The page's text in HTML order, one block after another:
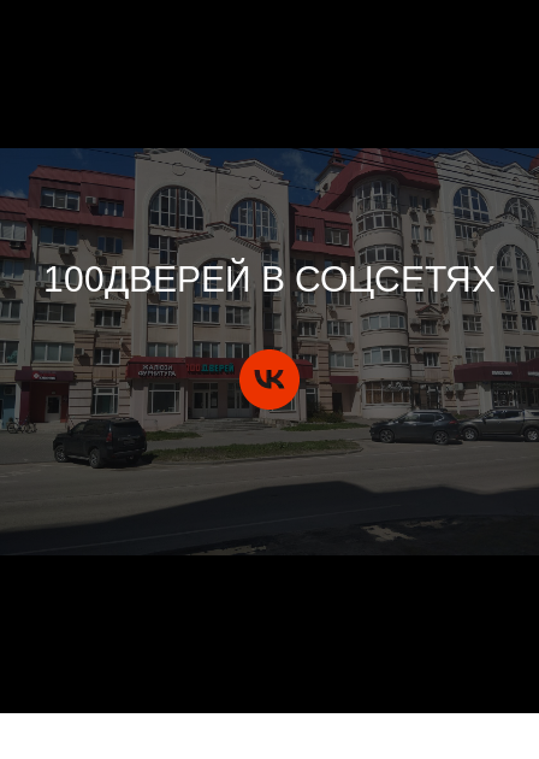
100ДВЕРЕЙ В СОЦСЕТЯХ